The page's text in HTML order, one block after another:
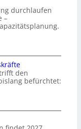
durchlaufen
–
den
befürchtet: